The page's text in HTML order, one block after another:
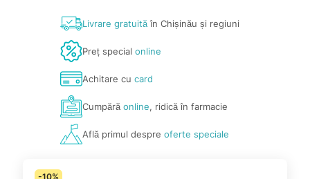
Livrare gratuităîn Chișinău și regiuni
Preț special online
Achitare cu card
Cumpărăonline, ridică în farmacie
Află primul despre oferte speciale
-10%